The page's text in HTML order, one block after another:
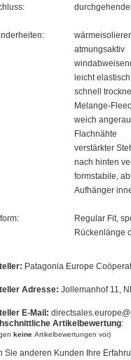
atmungsaktiv
leicht elastisch
schnell
Melange-
weich
Flachnähte
verstärkter
nach hinten
formstabile,
Aufhänger
Regular Fit,
Rückenlänge
Patagonia Europe
Adresse: Jollemanhof 11,
E-Mail:
Artikelbewertung:
keine Artikelbewertungen vor)
Sie anderen Kunden Ihre